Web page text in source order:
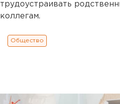
трудоустраивать
коллегам.
Общество